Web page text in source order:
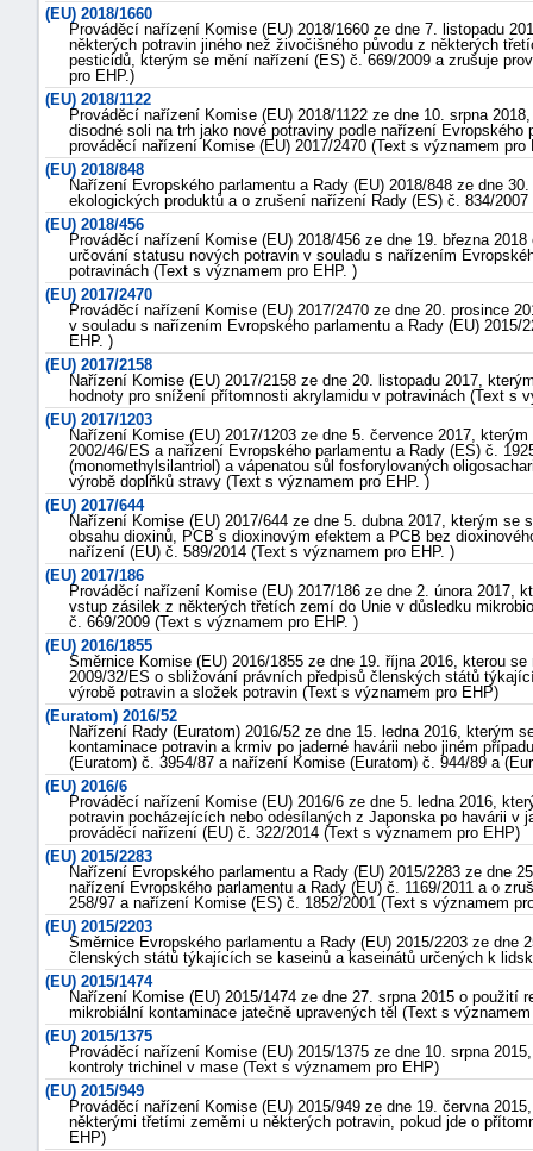
(EU) 2018/1660
Prováděcí nařízení Komise (EU) 2018/1660 ze dne 7. listopadu
některých potravin jiného než živočišného původu z některých
pesticidů, kterým se mění nařízení (ES) č. 669/2009 a zrušuje
pro EHP.)
(EU) 2018/1122
Prováděcí nařízení Komise (EU) 2018/1122 ze dne 10. srpna
disodné soli na trh jako nové potraviny podle nařízení
prováděcí nařízení Komise (EU) 2017/2470 (Text s významem pro
(EU) 2018/848
Nařízení Evropského parlamentu a Rady (EU) 2018/848 ze dne
ekologických produktů a o zrušení nařízení Rady (ES) č. 834/2007
(EU) 2018/456
Prováděcí nařízení Komise (EU) 2018/456 ze dne 19. března
určování statusu nových potravin v souladu s nařízením
potravinách (Text s významem pro EHP. )
(EU) 2017/2470
Prováděcí nařízení Komise (EU) 2017/2470 ze dne 20. prosince
v souladu s nařízením Evropského parlamentu a Rady (EU)
EHP. )
(EU) 2017/2158
Nařízení Komise (EU) 2017/2158 ze dne 20. listopadu 2017,
hodnoty pro snížení přítomnosti akrylamidu v potravinách (Text s
(EU) 2017/1203
Nařízení Komise (EU) 2017/1203 ze dne 5. července 2017,
2002/46/ES a nařízení Evropského parlamentu a Rady (ES) č.
(monomethylsilantriol) a vápenatou sůl fosforylovaných
výrobě doplňků stravy (Text s významem pro EHP. )
(EU) 2017/644
Nařízení Komise (EU) 2017/644 ze dne 5. dubna 2017, kterým
obsahu dioxinů, PCB s dioxinovým efektem a PCB bez
nařízení (EU) č. 589/2014 (Text s významem pro EHP. )
(EU) 2017/186
Prováděcí nařízení Komise (EU) 2017/186 ze dne 2. února 2017,
vstup zásilek z některých třetích zemí do Unie v důsledku
č. 669/2009 (Text s významem pro EHP. )
(EU) 2016/1855
Směrnice Komise (EU) 2016/1855 ze dne 19. října 2016, kterou
2009/32/ES o sbližování právních předpisů členských států
výrobě potravin a složek potravin (Text s významem pro EHP)
(Euratom) 2016/52
Nařízení Rady (Euratom) 2016/52 ze dne 15. ledna 2016, kterým
kontaminace potravin a krmiv po jaderné havárii nebo jiném
(Euratom) č. 3954/87 a nařízení Komise (Euratom) č. 944/89 a
(EU) 2016/6
Prováděcí nařízení Komise (EU) 2016/6 ze dne 5. ledna 2016,
potravin pocházejících nebo odesílaných z Japonska po havárii v
prováděcí nařízení (EU) č. 322/2014 (Text s významem pro EHP)
(EU) 2015/2283
Nařízení Evropského parlamentu a Rady (EU) 2015/2283 ze dne
nařízení Evropského parlamentu a Rady (EU) č. 1169/2011 a o
258/97 a nařízení Komise (ES) č. 1852/2001 (Text s významem
(EU) 2015/2203
Směrnice Evropského parlamentu a Rady (EU) 2015/2203 ze dne
členských států týkajících se kaseinů a kaseinátů určených k
(EU) 2015/1474
Nařízení Komise (EU) 2015/1474 ze dne 27. srpna 2015 o použití
mikrobiální kontaminace jatečně upravených těl (Text s
(EU) 2015/1375
Prováděcí nařízení Komise (EU) 2015/1375 ze dne 10. srpna
kontroly trichinel v mase (Text s významem pro EHP)
(EU) 2015/949
Prováděcí nařízení Komise (EU) 2015/949 ze dne 19. června
některými třetími zeměmi u některých potravin, pokud jde o
EHP)
-
náhrady
"náhradě
škod"